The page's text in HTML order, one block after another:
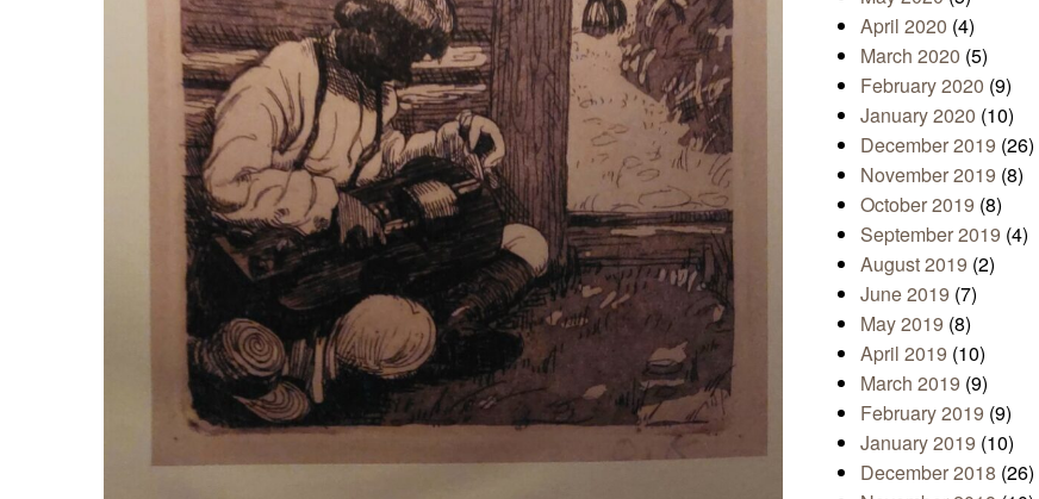
April 2020 (4)
March 2020 (5)
February 2020 (9)
January 2020 (10)
December 2019 (26)
November 2019 (8)
October 2019 (8)
September 2019 (4)
August 2019 (2)
June 2019 (7)
May 2019 (8)
April 2019 (10)
March 2019 (9)
February 2019 (9)
January 2019 (10)
December 2018 (26)